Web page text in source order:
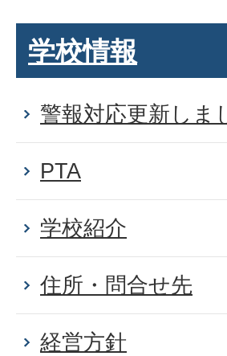
学校情報
警報対応更新しま
PTA
学校紹介
住所・問合せ先
経営方針